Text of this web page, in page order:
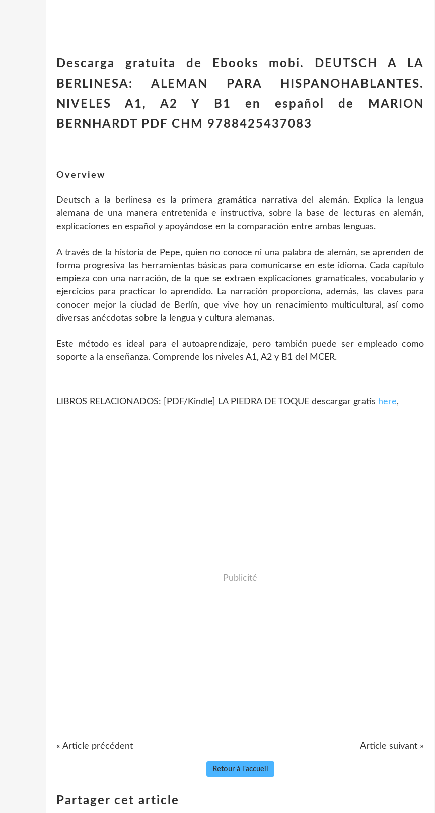
Descarga gratuita de Ebooks mobi. DEUTSCH A LA
BERLINESA: ALEMAN PARA HISPANOHABLANTES.
NIVELES A1, A2 Y B1 en español de MARION
BERNHARDT PDF CHM 9788425437083
Overview
Deutsch a la berlinesa es la primera gramática narrativa del alemán. Explica la lengua
alemana de una manera entretenida e instructiva, sobre la base de lecturas en alemán,
explicaciones en español y apoyándose en la comparación entre ambas lenguas.
A través de la historia de Pepe, quien no conoce ni una palabra de alemán, se aprenden de
forma progresiva las herramientas básicas para comunicarse en este idioma. Cada capítulo
empieza con una narración, de la que se extraen explicaciones gramaticales, vocabulario y
ejercicios para practicar lo aprendido. La narración proporciona, además, las claves para
conocer mejor la ciudad de Berlín, que vive hoy un renacimiento multicultural, así como
diversas anécdotas sobre la lengua y cultura alemanas.
Este método es ideal para el autoaprendizaje, pero también puede ser empleado como
soporte a la enseñanza. Comprende los niveles A1, A2 y B1 del MCER.
LIBROS RELACIONADOS: [PDF/Kindle] LA PIEDRA DE TOQUE descargar gratis here,
Publicité
« Article précédent Article suivant »
Retour à l'accueil
Partager cet article